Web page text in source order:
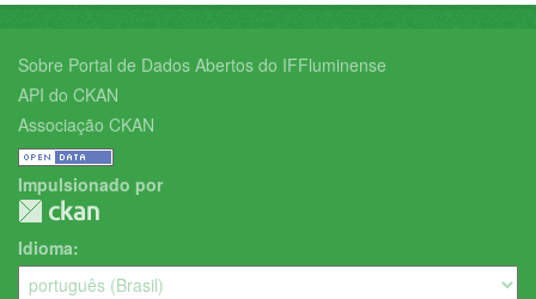
Sobre Portal de Dados Abertos do IFFluminense
API do CKAN
Associação CKAN
Impulsionado por
Idioma